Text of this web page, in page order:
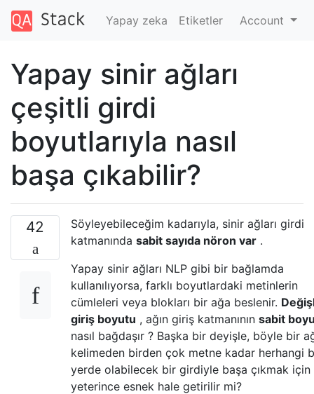
Yapay zeka Etiketler Account
Yapay sinir ağları
çeşitli girdi
boyutlarıyla nasıl
başa çıkabilir?
42
Söyleyebileceğim kadarıyla, sinir ağları girdi
katmanında sabit sayıda nöron var .
Yapay sinir ağları NLP gibi bir bağlamda
kullanılıyorsa, farklı boyutlardaki metinlerin
cümleleri veya blokları bir ağa beslenir.
giriş boyutu , ağın giriş katmanının sabit
nasıl bağdaşır ? Başka bir deyişle, böyle bir
kelimeden birden çok metne kadar herhangi
yerde olabilecek bir girdiyle başa çıkmak için
yeterince esnek hale getirilir mi?